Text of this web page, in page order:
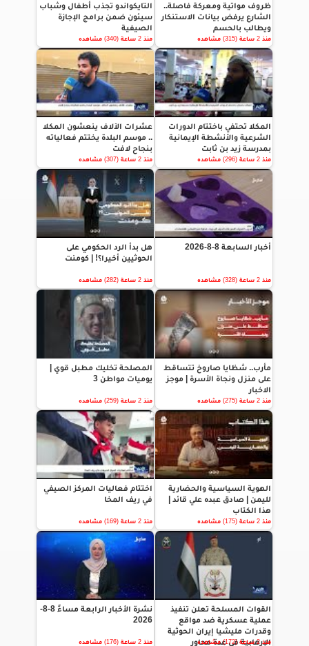
ظروف مواتية ومعركة فاصلة..
الشارع يرفض بيانات الاستنكار
ويطالب بالحسم
منذ 2 ساعة (315) مشاهده
التايكواندو تجذب أطفال وشباب
سيئون ضمن برامج الإجازة
الصيفية
منذ 2 ساعة (340) مشاهده
المكلا تحتفي باختتام الدورات
الشرعية والأنشطة الإيمانية
بمدرسة زيد بن ثابت
منذ 2 ساعة (296) مشاهده
عشرات الآلاف ينعشون المكلا
.. موسم البلدة يختتم فعالياته
بنجاح لافت
منذ 2 ساعة (307) مشاهده
أخبار السابعة 8-8-2026
منذ 2 ساعة (328) مشاهده
هل بدأ الرد الحكومي على
الحوثيين أخيرا؟! | كومنت
منذ 2 ساعة (282) مشاهده
مأرب.. شظايا صاروخ تتساقط
على منزل ونجاة الأسرة | موجز
الاخبار
منذ 2 ساعة (275) مشاهده
المصلحة تخليك مطبل قوي |
يوميات مواطن 3
منذ 2 ساعة (259) مشاهده
الهوية السياسية والحضارية
لليمن | صادق عبده علي قائد |
هذا الكتاب
منذ 2 ساعة (175) مشاهده
اختتام فعاليات المركز الصيفي
في ريف المخا
منذ 2 ساعة (169) مشاهده
القوات المسلحة تعلن تنفيذ
عملية عسكرية ضد مواقع
وقدرات مليشيا إيران الحوثية
الإرهابية في عدة محاور
منذ 2 ساعة (172) مشاهده
نشرة الأخبار الرابعة مساءً 8-8-
2026
منذ 2 ساعة (176) مشاهده